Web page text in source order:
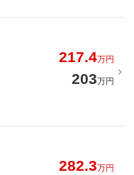
217.4万円
203万円
282.3万円